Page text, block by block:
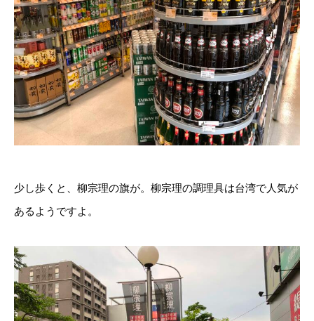
少し歩くと、柳宗理の旗が。柳宗理の調理具は台湾で人気が
あるようですよ。